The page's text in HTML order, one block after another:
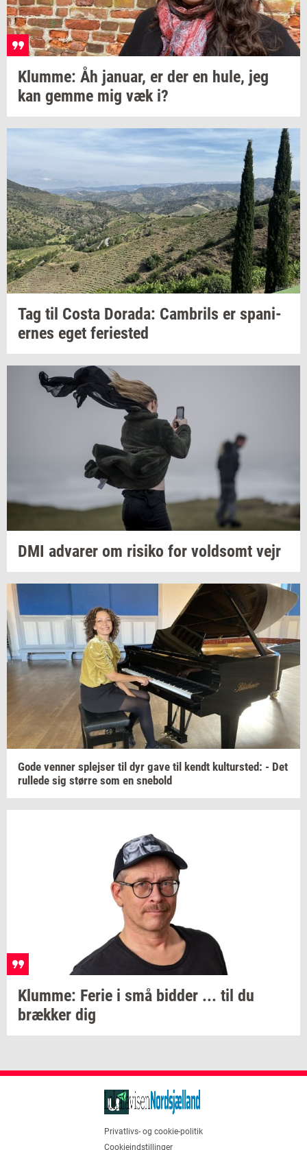
Klum­me: Åh ja­nu­ar, er der en hule, jeg
kan gemme mig væk i?
Tag til Costa Dora­da: Cam­brils er spa­ni­
er­nes eget fe­ri­e­sted
DMI ad­va­rer om ri­si­ko for vold­somt vejr
Gode ven­ner splej­ser til dyr gave til kendt kul­tur­sted: - Det
rul­le­de sig stør­re som en sne­bold
Klum­me: Ferie i små bid­der ... til du
bræk­ker dig
Privatlivs- og cookie-politik
Cookieindstillinger